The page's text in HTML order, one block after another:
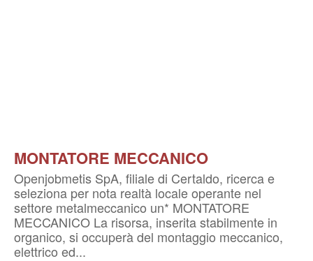
MONTATORE MECCANICO
Openjobmetis SpA, filiale di Certaldo, ricerca e
seleziona per nota realtà locale operante nel
settore metalmeccanico un* MONTATORE
MECCANICO La risorsa, inserita stabilmente in
organico, si occuperà del montaggio meccanico,
elettrico ed...